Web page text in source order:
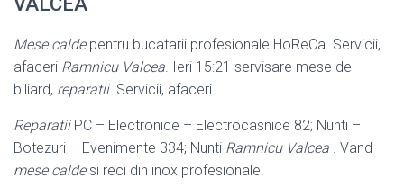
Mese caldepentru bucatarii profesionale HoReCa. Servicii,
afaceri Ramnicu Valcea. Ieri 15:21 servisare mese de
biliard, reparatii. Servicii, afaceri
ReparatiiPC – Electronice – Electrocasnice 82; Nunti –
Botezuri – Evenimente 334; Nunti Ramnicu Valcea . Vand
mese caldesi reci din inox profesionale.